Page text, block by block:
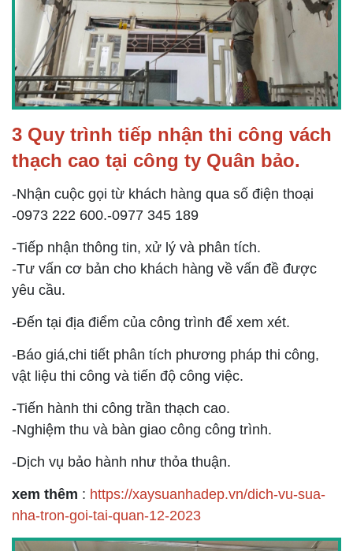
3 Quy trình tiếp nhận thi công vách
thạch cao tại công ty Quân bảo.
-Nhận cuộc gọi từ khách hàng qua số điện thoại
-0973 222 600.-0977 345 189
-Tiếp nhận thông tin, xử lý và phân tích.
-Tư vấn cơ bản cho khách hàng về vấn đề được
yêu cầu.
-Đến tại địa điểm của công trình để xem xét.
-Báo giá,chi tiết phân tích phương pháp thi công,
vật liệu thi công và tiến độ công việc.
-Tiến hành thi công trần thạch cao.
-Nghiệm thu và bàn giao công công trình.
-Dịch vụ bảo hành như thỏa thuận.
xem thêm : https://xaysuanhadep.vn/dich-vu-sua-
nha-tron-goi-tai-quan-12-2023